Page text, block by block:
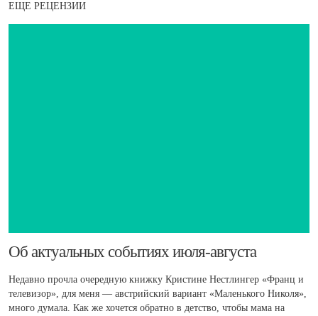
ЕЩЕ РЕЦЕНЗИИ
Об актуальных событиях июля-августа
Недавно прочла очередную книжку Кристине Нестлингер «Франц и
телевизор», для меня — австрийский вариант «Маленького Николя»,
много думала. Как же хочется обратно в детство, чтобы мама на